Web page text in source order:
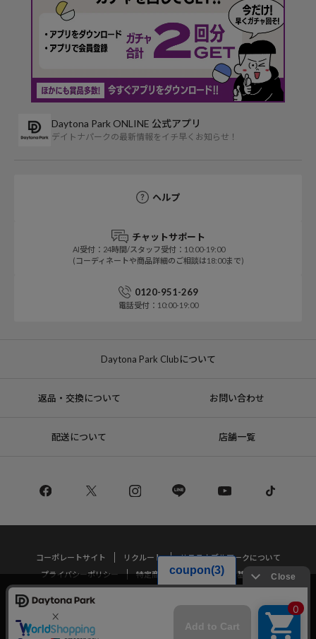
Daytona Park ONLINE 公式アプリ
デイトナパークの最新情報をイチ早くお知らせ！
ヘルプ
チャットサポート
AI受付：24時間/スタッフ受付：10:00-19:00
(コーディネートや商品詳細のご相談は18:00まで)
0120-951-269
電話受付：10:00-19:00
Daytona Park Clubについて
返品・交換について お問い合わせ
配送について 店舗一覧
コーポレートサイト リクルート
サステナブルマークについて
プライバシーポリシー
特定商取引法・古物営業法に基づく表記
Copyright © DAYTONA INTERNATIONAL Co.,Ltd All Rights Reserved.
当サイトでは利用体験の向上およびコンテンツの最適な提供、トラフィック
の分析を目的としてCookieを使用しています。
サイトの閲覧を継続された場合、Cookieの利用に同意したことものといたし